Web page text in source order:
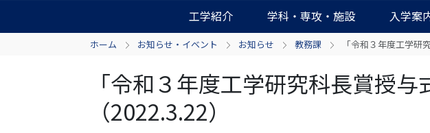
工学紹介 学科・専攻・施設 入学案
ホーム お知らせ・イベント お知らせ 教務課 「令和３年度工学研
「令和３年度工学研究科長賞授
（2022.3.22）